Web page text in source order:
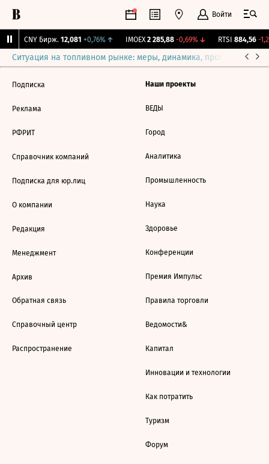
Войти
CNY Бирж. 12,081 +0,76%↑ IMOEX 2 285,88 -0,69%↓ RTSI 884,56 -
Ситуация на топливном рынке: меры, динамика, прогнозы
Подписка
Реклама
РФРИТ
Справочник компаний
Подписка для юр.лиц
О компании
Редакция
Менеджмент
Архив
Обратная связь
Справочный центр
Распространение
Наши проекты
ВЕДЫ
Город
Аналитика
Промышленность
Наука
Здоровье
Конференции
Премия Импульс
Правила торговли
Ведомости&
Капитал
Инновации и технологии
Как потратить
Туризм
Форум